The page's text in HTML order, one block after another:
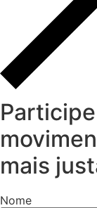
mais
Nome